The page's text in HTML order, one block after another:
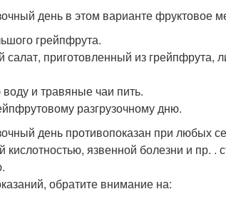
день в этом варианте фруктовое
грейпфрута.
приготовленный из грейпфрута,
и травяные чаи пить.
разгрузочному дню.
день противопоказан при любых
кислотностью, язвенной болезни и пр. .
обратите внимание на: